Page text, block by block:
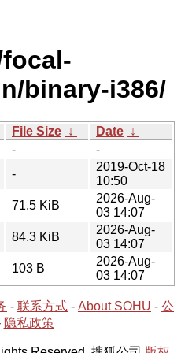
binary-i386/
File Size ↓ Date ↓
-
-
-
2019-Oct-18
10:50
71.5 KiB
2026-Aug-
03 14:07
84.3 KiB
2026-Aug-
03 14:07
103 B
2026-Aug-
03 14:07
- 联系方式 - About SOHU - 公
隐私政策